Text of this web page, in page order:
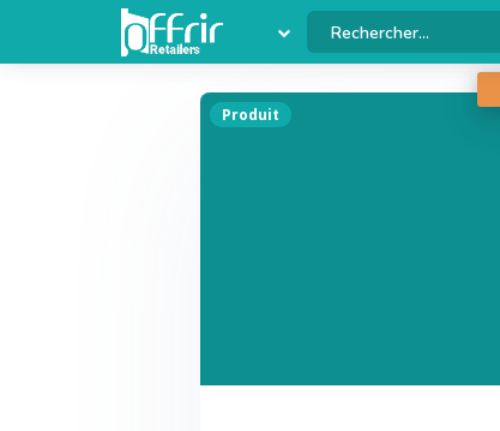
Produit